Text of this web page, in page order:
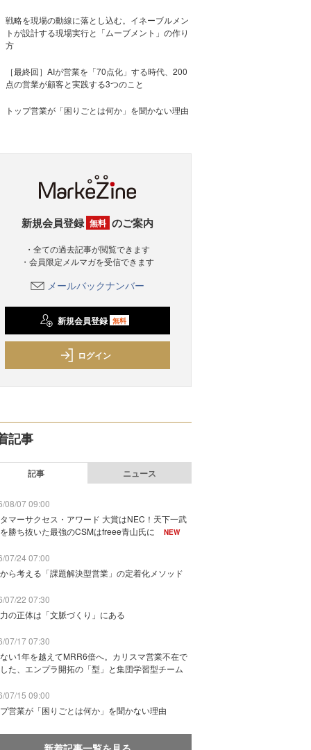
戦略を現場の動線に落とし込む。イネーブルメン
トが設計する現場実行と「ムーブメント」の作り
方
［最終回］AIが営業を「70点化」する時代、200
点の営業が顧客と実践する3つのこと
トップ営業が「困りごとは何か」を聞かない理由
新規会員登録 無料 のご案内
・全ての過去記事が閲覧できます
・会員限定メルマガを受信できます
メールバックナンバー
新規会員登録 無料
ログイン
記事
記事 ニュース
08/07 09:00
マーサクセス・アワード 大賞はNEC！天下一武
勝ち抜いた最強のCSMはfreee青山氏に
NEW
07/24 07:00
ら考える「課題解決型営業」の定着化メソッド
07/22 07:30
の正体は「文脈づくり」にある
07/17 07:30
い1年を越えてMRR6倍へ。カリスマ営業不在で
た、エンプラ開拓の「型」と集団学習型チーム
07/15 09:00
営業が「困りごとは何か」を聞かない理由